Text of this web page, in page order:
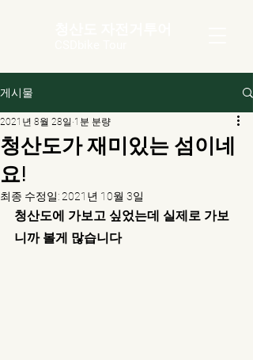
게시물
청산도가 재미있는 섬이네
요!
2021년 8월 28일 1분 분량
최종 수정일:2021년 10월 3일
청산도에 가보고 싶었는데 실제로 가보
니까 볼게 많습니다